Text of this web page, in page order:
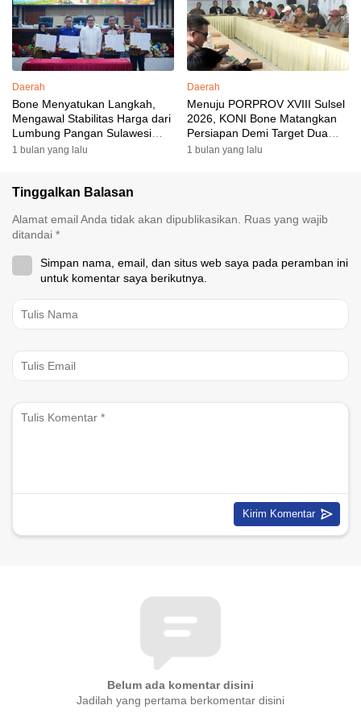
Daerah
Bone Menyatukan Langkah,
Mengawal Stabilitas Harga dari
Lumbung Pangan Sulawesi
Selatan
1 bulan yang lalu
Daerah
Menuju PORPROV XVIII Sulsel
2026, KONI Bone Matangkan
Persiapan Demi Target Dua
Besar
1 bulan yang lalu
Tinggalkan Balasan
Alamat email Anda tidak akan dipublikasikan.
Ruas yang wajib
ditandai *
Simpan nama, email, dan situs web saya pada peramban ini
untuk komentar saya berikutnya.
Belum ada komentar disini
Jadilah yang pertama berkomentar disini